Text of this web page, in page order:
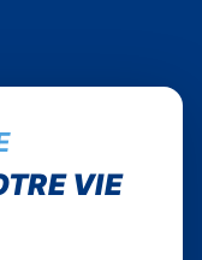
VIE